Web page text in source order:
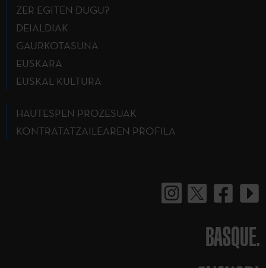
ZER EGITEN DUGU?
DEIALDIAK
GAURKOTASUNA
EUSKARA
EUSKAL KULTURA
HAUTESPEN PROZESUAK
KONTRATATZAILEAREN PROFILA
BASQUE.